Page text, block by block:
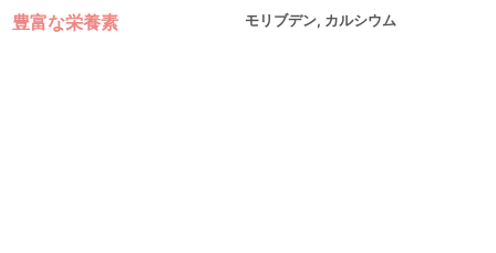
豊富な栄養素
モリブデン, カルシウム